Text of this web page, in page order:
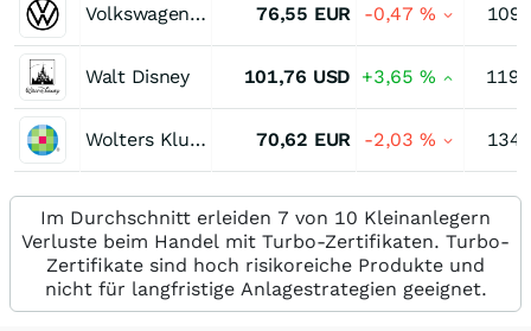
Volkswagen (VW) Vz 76,55 EUR -0,47 %
Walt Disney 101,76 USD +3,65 %
Wolters Kluwer 70,62 EUR -2,03 %
Im Durchschnitt erleiden 7 von 10 Kleinanlegern
Verluste beim Handel mit Turbo-Zertifikaten. Turbo-
Zertifikate sind hoch risikoreiche Produkte und
nicht für langfristige Anlagestrategien geeignet.